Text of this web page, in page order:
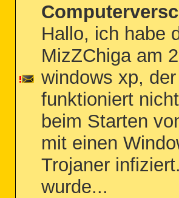
Hallo, ich habe
MizZChiga am
windows xp,
funktioniert
beim Starten
mit einen
Trojaner
wurde...